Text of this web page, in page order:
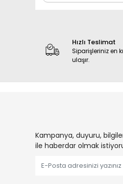
Hızlı Teslimat
Siparişleriniz en
ulaşır.
Kampanya, duyuru,
ile haberdar olmak